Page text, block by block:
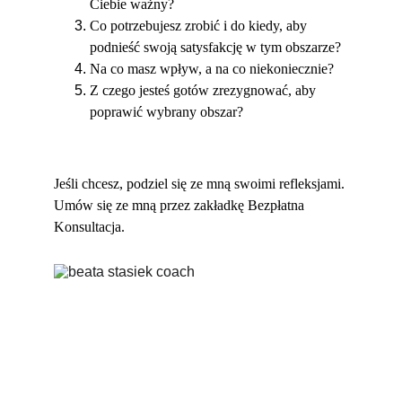
Ciebie ważny?
Co potrzebujesz zrobić i do kiedy, aby
podnieść swoją satysfakcję w tym obszarze?
Na co masz wpływ, a na co niekoniecznie?
Z czego jesteś gotów zrezygnować, aby
poprawić wybrany obszar?
Jeśli chcesz, podziel się ze mną swoimi refleksjami.
Umów się ze mną przez zakładkę Bezpłatna
Konsultacja.